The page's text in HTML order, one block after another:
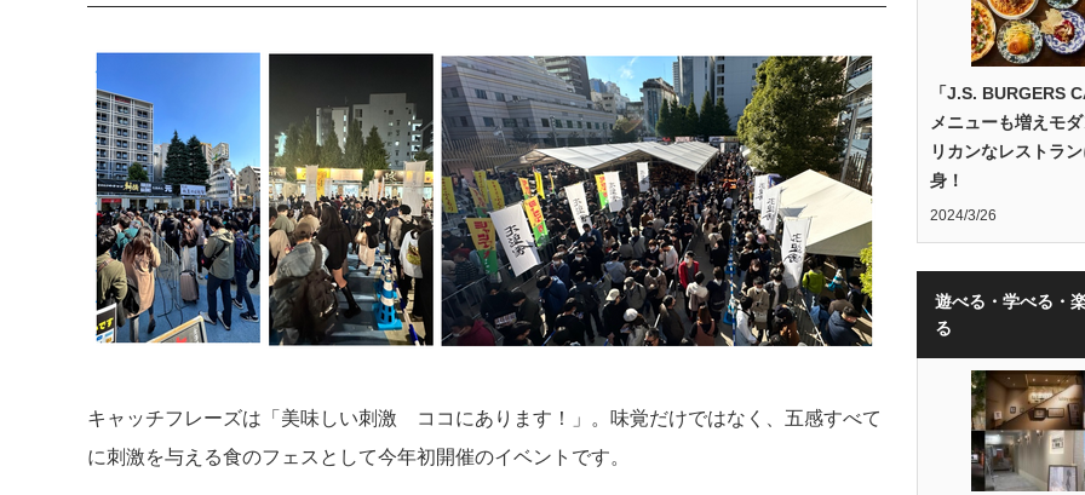
キャッチフレーズは「美味しい刺激 ココにあります！」。味覚だけではなく、五感すべて
に刺激を与える食のフェスとして今年初開催のイベントです。
「J.S. BURGERS
メニューも増えモ
リカンなレストラ
身！
2024/3/26
遊べる・学べる・
る